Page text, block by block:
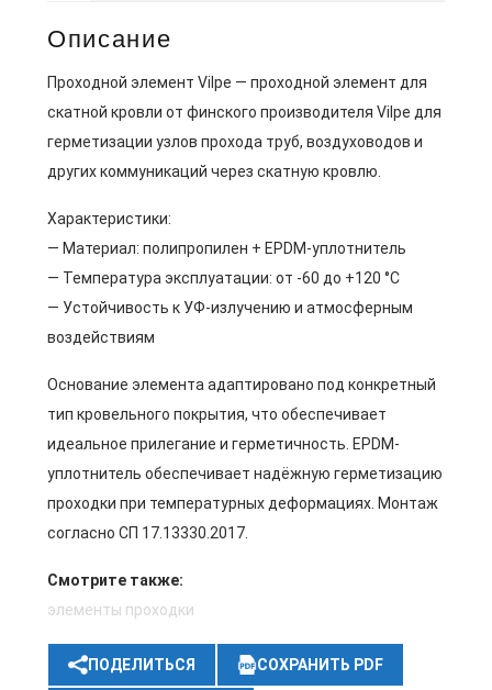
Описание
Проходной элемент Vilpe — проходной элемент для
скатной кровли от финского производителя Vilpe для
герметизации узлов прохода труб, воздуховодов и
других коммуникаций через скатную кровлю.
Характеристики:
— Материал: полипропилен + EPDM-уплотнитель
— Температура эксплуатации: от -60 до +120 °C
— Устойчивость к УФ-излучению и атмосферным
воздействиям
Основание элемента адаптировано под конкретный
тип кровельного покрытия, что обеспечивает
идеальное прилегание и герметичность. EPDM-
уплотнитель обеспечивает надёжную герметизацию
проходки при температурных деформациях. Монтаж
согласно СП 17.13330.2017.
Смотрите также:
элементы проходки
ПОДЕЛИТЬСЯ СОХРАНИТЬ PDF